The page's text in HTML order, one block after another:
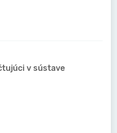
v sústave